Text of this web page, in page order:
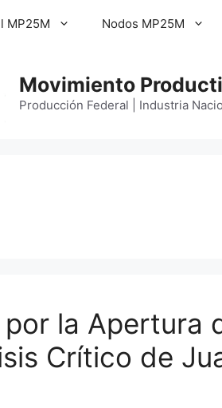
MP25M Nodos MP25M
Movimiento
Producción Federal | Industria
por la Apertura
Crítico de